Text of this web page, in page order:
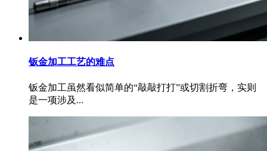
钣金加工工艺的难点
钣金加工虽然看似简单的“敲敲打打”或切割折弯，实则
是一项涉及...